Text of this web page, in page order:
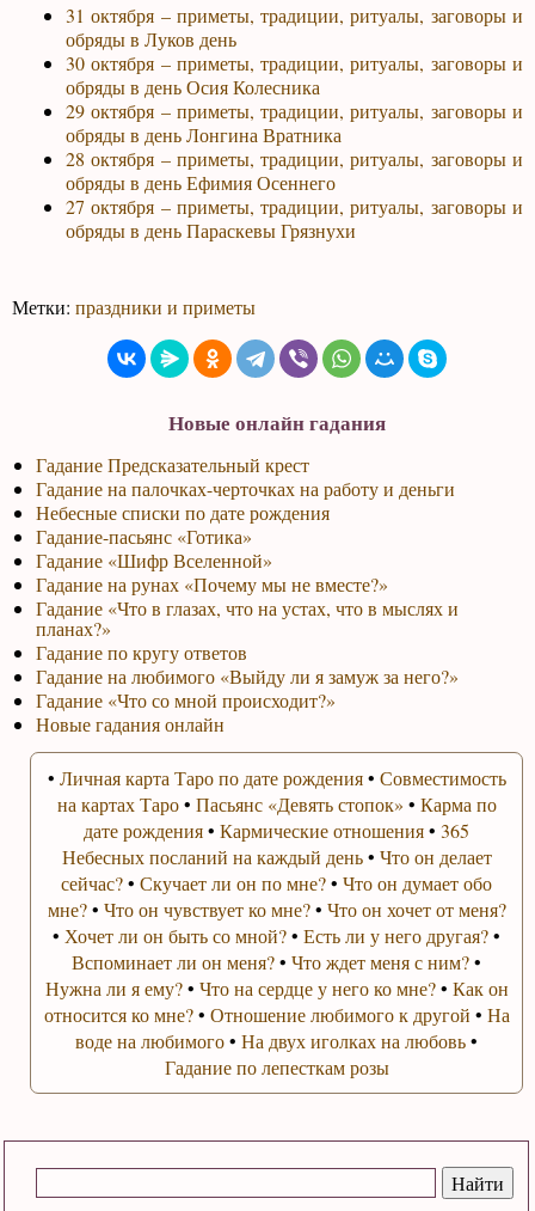
31 октября – приметы, традиции, ритуалы, заговоры и
обряды в Луков день
30 октября – приметы, традиции, ритуалы, заговоры и
обряды в день Осия Колесника
29 октября – приметы, традиции, ритуалы, заговоры и
обряды в день Лонгина Вратника
28 октября – приметы, традиции, ритуалы, заговоры и
обряды в день Ефимия Осеннего
27 октября – приметы, традиции, ритуалы, заговоры и
обряды в день Параскевы Грязнухи
Метки:праздники и приметы
Новые онлайн гадания
Гадание Предсказательный крест
Гадание на палочках-черточках на работу и деньги
Небесные списки по дате рождения
Гадание-пасьянс «Готика»
Гадание «Шифр Вселенной»
Гадание на рунах «Почему мы не вместе?»
Гадание «Что в глазах, что на устах, что в мыслях и
планах?»
Гадание по кругу ответов
Гадание на любимого «Выйду ли я замуж за него?»
Гадание «Что со мной происходит?»
Новые гадания онлайн
• Личная карта Таро по дате рождения• Совместимость
на картах Таро• Пасьянс «Девять стопок» • Карма по
дате рождения•Кармические отношения•365
Небесных посланий на каждый день• Что он делает
сейчас?•Скучает ли он по мне?•Что он думает обо
мне?• Что он чувствует ко мне?• Что он хочет от меня?
• Хочет ли он быть со мной?•Есть ли у него другая?•
Вспоминает ли он меня?•Что ждет меня с ним?•
Нужна ли я ему?• Что на сердце у него ко мне?• Как он
относится ко мне?• Отношение любимого к другой • На
воде на любимого•На двух иголках на любовь•
Гадание по лепесткам розы